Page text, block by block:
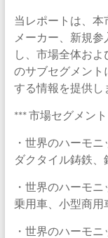
当レポートは、
メーカー、新規
し、市場全体お
のサブセグメント
する情報を提供し
*** 市場セグメン
・世界のハーモ
ダクタイル鋳鉄、
・世界のハーモ
乗用車、小型商用
・世界のハーモ